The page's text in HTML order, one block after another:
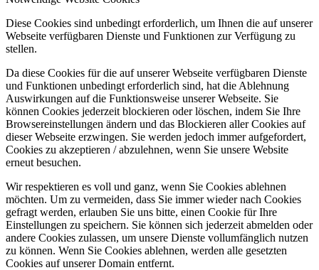
Diese Cookies sind unbedingt erforderlich, um Ihnen die auf unserer
Webseite verfügbaren Dienste und Funktionen zur Verfügung zu
stellen.
Da diese Cookies für die auf unserer Webseite verfügbaren Dienste
und Funktionen unbedingt erforderlich sind, hat die Ablehnung
Auswirkungen auf die Funktionsweise unserer Webseite. Sie
können Cookies jederzeit blockieren oder löschen, indem Sie Ihre
Browsereinstellungen ändern und das Blockieren aller Cookies auf
dieser Webseite erzwingen. Sie werden jedoch immer aufgefordert,
Cookies zu akzeptieren / abzulehnen, wenn Sie unsere Website
erneut besuchen.
Wir respektieren es voll und ganz, wenn Sie Cookies ablehnen
möchten. Um zu vermeiden, dass Sie immer wieder nach Cookies
gefragt werden, erlauben Sie uns bitte, einen Cookie für Ihre
Einstellungen zu speichern. Sie können sich jederzeit abmelden oder
andere Cookies zulassen, um unsere Dienste vollumfänglich nutzen
zu können. Wenn Sie Cookies ablehnen, werden alle gesetzten
Cookies auf unserer Domain entfernt.